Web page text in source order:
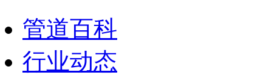
管道百科
行业动态